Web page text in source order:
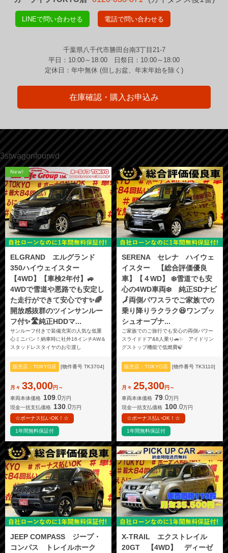
LINEで問い合わせる 電話で問い合わせる
千葉県八千代市勝田台南3丁目21-7
平日：10:00～18:00 日祭日：10:00～18:00
定休日：年中無休 (但しお盆、年末年始を除く)
在庫確認・購入お申込み
3stwagonfourwd
New!
ELGRAND エルグランド
350ハイウェイスター
【4WD】【車検2年付】🚙
4WDで雪道や悪路でも安定し
た走行ができて安心です✨🌈
開放感抜群のツインサンルー
フ付✨🛣️純正HDDマ...
サンルーフ付きで装備充実の人気な低重
心ミニバン！納車時に社外16インチAW＆
スタッドレスタイヤのお引渡し
販売店：TOKYO店 [物件番号 TK3704]
月々 33,000円～
車両本体価格 109 .0万円
現金一括支払価格 130.0万円
☆ボーナス払いOK！☆
1年間無料保証付
SERENA セレナ ハイウェ
イスター 【総合評価優良
車】【４WD】 ❄️雪道でも安
心の4WD車両❄️ 純正SDナビ
🗾両側パワスラでご家族での
乗り降りラクラク😆ワンプッ
シュオープナ...
ご家族でのご旅行でも安心の両側パワー
スライドドア&8人乗り🚗✨ アイドリン
グストップ機能で低燃費🍃
販売店：TOKYO店 [物件番号 TK3110]
月々 25,300円～
車両本体価格 79 .0万円
現金一括支払価格 100.0万円
☆ボーナス払いOK！☆
1年間無料保証付
JEEP COMPASS ジープ・
コンパス トレイルホーク
X-TRAIL エクストレイル
20GT 【4WD】 ディーゼ